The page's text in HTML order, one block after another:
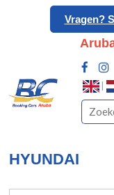
Vragen?
HYUNDAI